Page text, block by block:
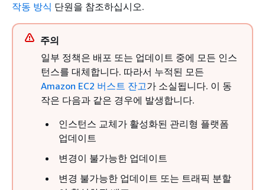
작동 방식 단원을 참조하십시오.
주의
일부 정책은 배포 또는 업데이트 중에 모든 인스
턴스를 대체합니다. 따라서 누적된 모든
Amazon EC2 버스트 잔고가 소실됩니다. 이 동
작은 다음과 같은 경우에 발생합니다.
인스턴스 교체가 활성화된 관리형 플랫폼
업데이트
변경이 불가능한 업데이트
변경 불가능한 업데이트 또는 트래픽 분할